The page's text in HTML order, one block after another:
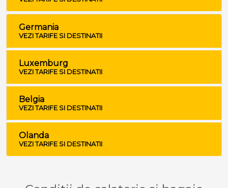
Germania
VEZI TARIFE SI DESTINATII
Luxemburg
VEZI TARIFE SI DESTINATII
Belgia
VEZI TARIFE SI DESTINATII
Olanda
VEZI TARIFE SI DESTINATII